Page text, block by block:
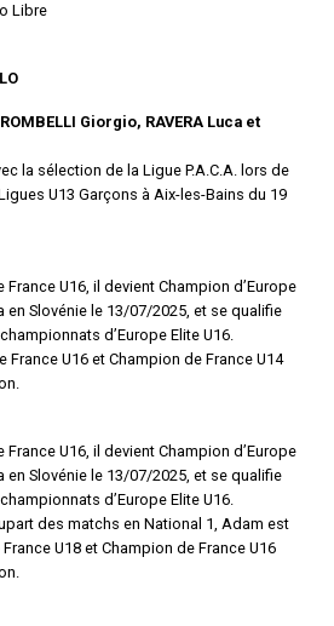
Libre
Giorgio, RAVERA Luca et
la sélection de la Ligue P.A.C.A. lors de
U13 Garçons à Aix-les-Bains du 19
U16, il devient Champion d’Europe
en Slovénie le 13/07/2025, et se qualifie
d’Europe Elite U16.
France U16 et Champion de France U14
U16, il devient Champion d’Europe
en Slovénie le 13/07/2025, et se qualifie
d’Europe Elite U16.
des matchs en National 1, Adam est
U18 et Champion de France U16